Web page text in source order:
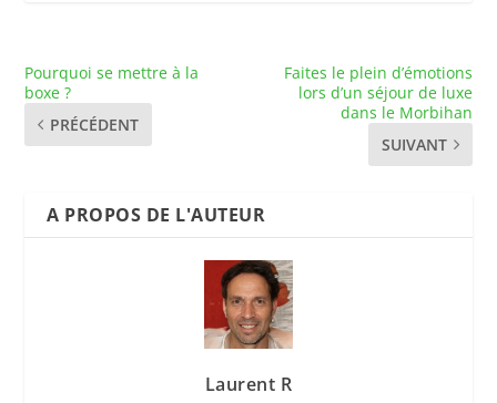
Pourquoi se mettre à la
boxe ?
PRÉCÉDENT
Faites le plein d’émotions
lors d’un séjour de luxe
dans le Morbihan
SUIVANT
A PROPOS DE L'AUTEUR
Laurent R